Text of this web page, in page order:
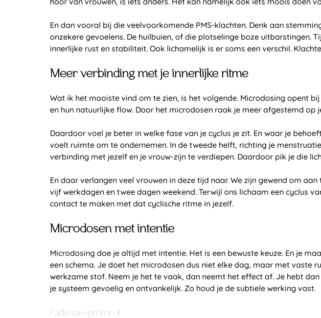
En dan vooral bij die veelvoorkomende PMS-klachten. Denk aan
onzekere gevoelens. De huilbuien, of die plotselinge boze
innerlijke rust en stabiliteit. Ook lichamelijk is er soms een verschil.
Meer verbinding met je innerlijke ritme
Wat ik het mooiste vind om te zien, is het volgende. Microdosing opent
en hun natuurlijke flow. Door het microdosen raak je meer afgestemd op
Daardoor voel je beter in welke fase van je cyclus je zit. En waar je
voelt ruimte om te ondernemen. In de tweede helft, richting je
verbinding met jezelf en je vrouw-zijn te verdiepen. Daardoor pik je die
En daar verlangen veel vrouwen in deze tijd naar. We zijn gewend om
vijf werkdagen en twee dagen weekend. Terwijl ons lichaam een cyclus
contact te maken met dat cyclische ritme in jezelf.
Microdosen met intentie
Microdosing doe je altijd met intentie. Het is een bewuste keuze. En je
een schema. Je doet het microdosen dus niet elke dag, maar met vaste
werkzame stof. Neem je het te vaak, dan neemt het effect af. Je hebt
je systeem gevoelig en ontvankelijk. Zo houd je de subtiele werking vast.
Fadiman-protocol